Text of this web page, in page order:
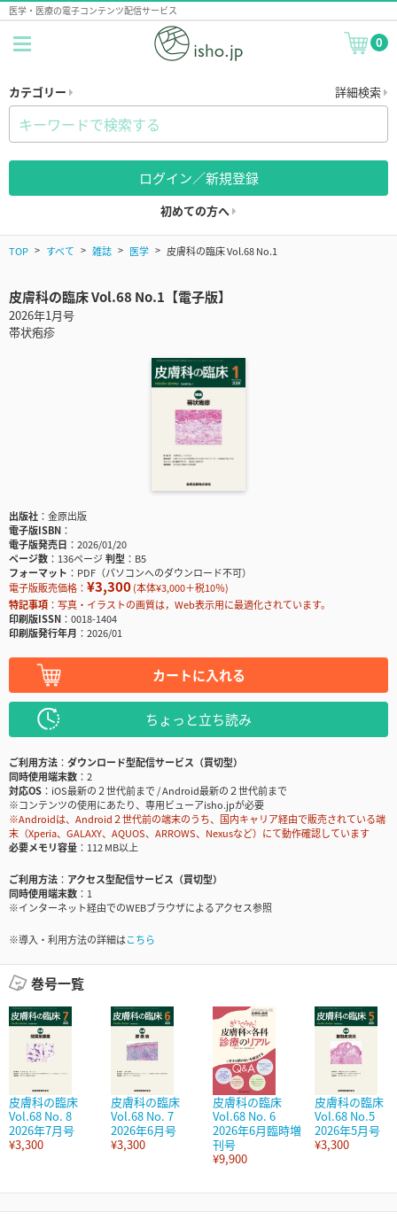
医学・医療の電子コンテンツ配信サービス
0
カテゴリー 詳細検索
ログイン／新規登録
初めての方へ
TOP すべて 雑誌 医学 皮膚科の臨床 Vol.68 No.1
皮膚科の臨床 Vol.68 No.1【電子版】
2026年1月号
帯状疱疹
出版社
金原出版
電子版ISBN
電子版発売日
2026/01/20
ページ数
136ページ判型
B5
フォーマット
PDF（パソコンへのダウンロード不可）
電子版販売価格： ¥3,300(本体¥3,000＋税10％)
特記事項
写真・イラストの画質は，Web表示用に最適化されています。
印刷版ISSN
0018-1404
印刷版発行年月
2026/01
カートに入れる
ちょっと立ち読み
ご利用方法
ダウンロード型配信サービス（買切型）
同時使用端末数
2
対応OS
iOS最新の２世代前まで / Android最新の２世代前まで
※コンテンツの使用にあたり、専用ビューアisho.jpが必要
※Androidは、Android２世代前の端末のうち、国内キャリア経由で販売されている端
末（Xperia、GALAXY、AQUOS、ARROWS、Nexusなど）にて動作確認しています
必要メモリ容量
112 MB以上
ご利用方法
アクセス型配信サービス（買切型）
同時使用端末数
1
※インターネット経由でのWEBブラウザによるアクセス参照
※導入・利用方法の詳細はこちら
巻号一覧
皮膚科の臨床
Vol.68 No. 8
2026年7月号
¥3,300
皮膚科の臨床
Vol.68 No. 7
2026年6月号
¥3,300
皮膚科の臨床
Vol.68 No. 6
2026年6月臨時増
刊号
¥9,900
皮膚科の臨床
Vol.68 No.5
2026年5月号
¥3,300